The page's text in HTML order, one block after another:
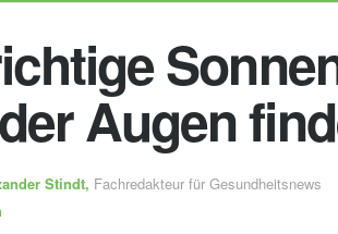
Augen
Stindt, Fachredakteur für Gesundheitsnews